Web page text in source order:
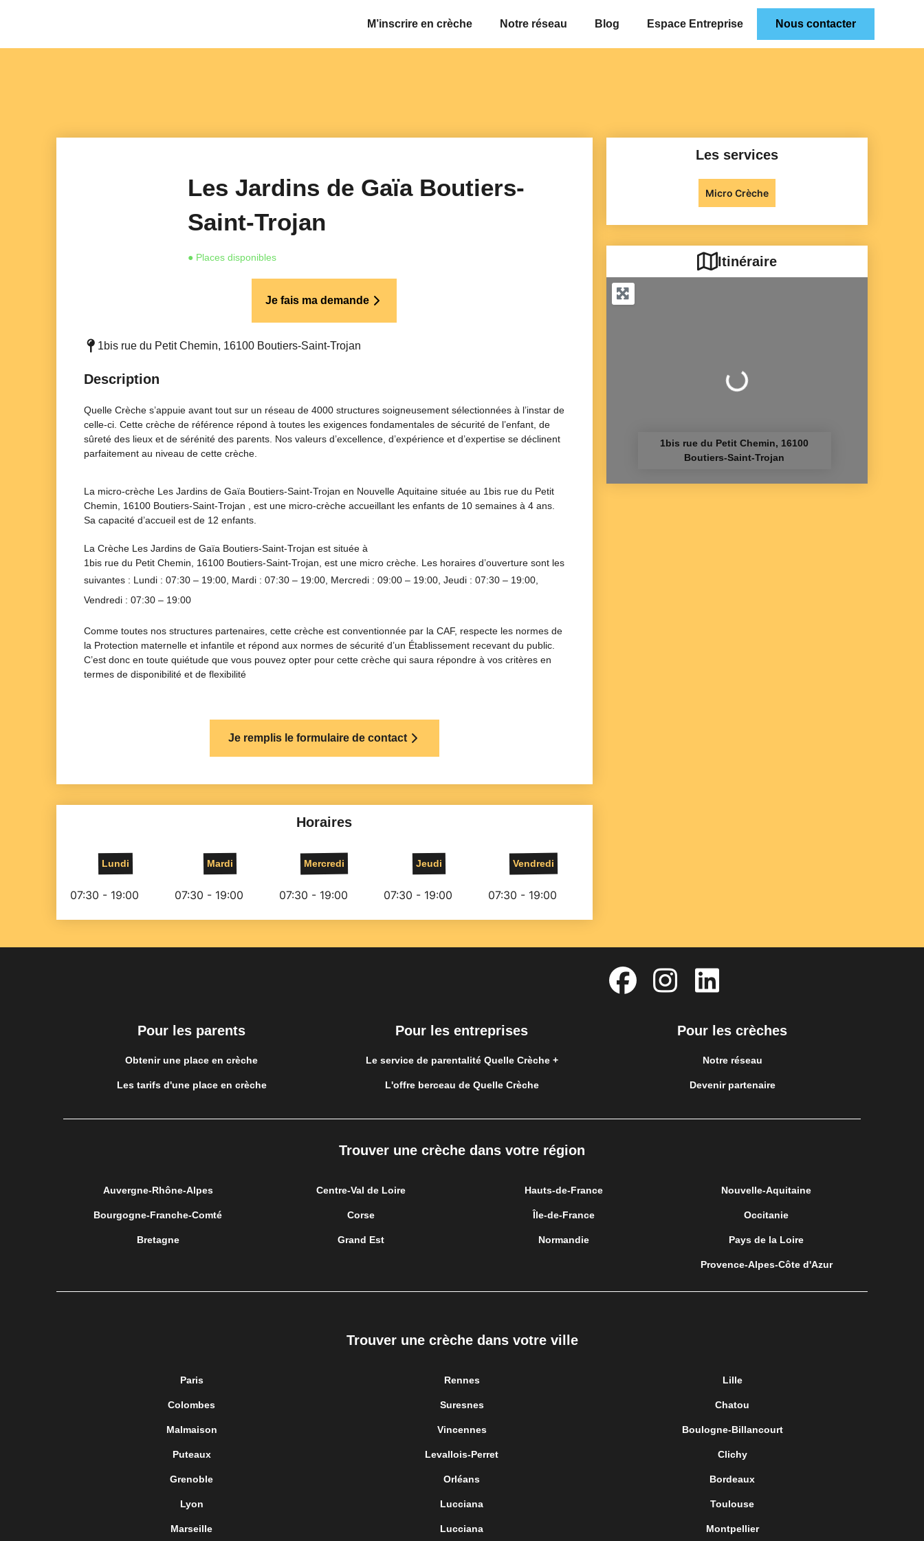
M’inscrire en crèche Notre réseau Blog Espace Entreprise Nous contacter
Les Jardins de Gaïa Boutiers-
Saint-Trojan
● Places disponibles
Je fais ma demande
1bis rue du Petit Chemin, 16100 Boutiers-Saint-Trojan
Description
Quelle Crèche s’appuie avant tout sur un réseau de 4000 structures soigneusement sélectionnées à l’instar de
celle-ci. Cette crèche de référence répond à toutes les exigences fondamentales de sécurité de l’enfant, de
sûreté des lieux et de sérénité des parents. Nos valeurs d’excellence, d’expérience et d’expertise se déclinent
parfaitement au niveau de cette crèche.
La micro-crèche Les Jardins de Gaïa Boutiers-Saint-Trojan en Nouvelle Aquitaine située au 1bis rue du Petit
Chemin, 16100 Boutiers-Saint-Trojan , est une micro-crèche accueillant les enfants de 10 semaines à 4 ans.
Sa capacité d’accueil est de 12 enfants.
La Crèche Les Jardins de Gaïa Boutiers-Saint-Trojan est située à
1bis rue du Petit Chemin, 16100 Boutiers-Saint-Trojan, est une micro crèche. Les horaires d’ouverture sont les
suivantes : Lundi : 07:30 – 19:00, Mardi : 07:30 – 19:00, Mercredi : 09:00 – 19:00, Jeudi : 07:30 – 19:00,
Vendredi : 07:30 – 19:00
Comme toutes nos structures partenaires, cette crèche est conventionnée par la CAF, respecte les normes de
la Protection maternelle et infantile et répond aux normes de sécurité d’un Établissement recevant du public.
C’est donc en toute quiétude que vous pouvez opter pour cette crèche qui saura répondre à vos critères en
termes de disponibilité et de flexibilité
Je remplis le formulaire de contact
Horaires
Lundi
07:30 - 19:00
Mardi
07:30 - 19:00
Mercredi
07:30 - 19:00
Jeudi
07:30 - 19:00
Vendredi
07:30 - 19:00
Les services
Micro Crèche
Itinéraire
Chargement...
1bis rue du Petit Chemin, 16100
Boutiers-Saint-Trojan
Pour les parents
Obtenir une place en crèche
Les tarifs d'une place en crèche
Pour les entreprises
Le service de parentalité Quelle Crèche +
L'offre berceau de Quelle Crèche
Pour les crèches
Notre réseau
Devenir partenaire
Trouver une crèche dans votre région
Auvergne-Rhône-Alpes
Bourgogne-Franche-Comté
Bretagne
Centre-Val de Loire
Corse
Grand Est
Hauts-de-France
Île-de-France
Normandie
Nouvelle-Aquitaine
Occitanie
Pays de la Loire
Provence-Alpes-Côte d'Azur
Trouver une crèche dans votre ville
Paris
Colombes
Malmaison
Puteaux
Grenoble
Lyon
Marseille
Rennes
Suresnes
Vincennes
Levallois-Perret
Orléans
Lucciana
Lucciana
Lille
Chatou
Boulogne-Billancourt
Clichy
Bordeaux
Toulouse
Montpellier